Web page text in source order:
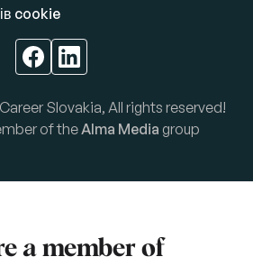
cookie
Slovakia, All rights reserved!
of theAlma Media group
a member of